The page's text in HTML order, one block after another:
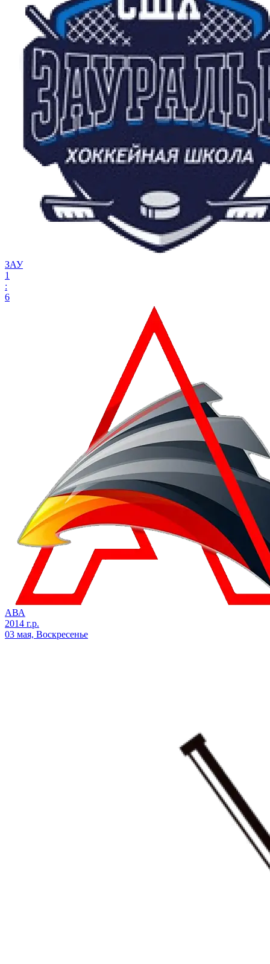
ЗАУ
1
:
6
АВА
2014 г.р.
03 мая, Воскресенье